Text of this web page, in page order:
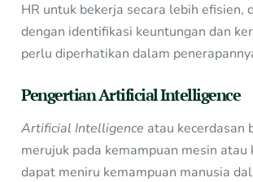
HR untuk bekerja secara lebih efisien,
dengan identifikasi keuntungan dan
perlu diperhatikan dalam
Pengertian Artificial Intelligence
Artificial Intelligence atau kecerdasan
merujuk pada kemampuan mesin atau
dapat meniru kemampuan manusia